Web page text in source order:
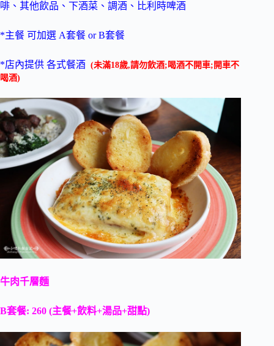
啡、其他飲品、下酒菜、調酒、比利時啤酒
*主餐 可加選 A套餐 or B套餐
*店內提供 各式餐酒 (未滿18歲,請勿飲酒;喝酒不開車;開車不
喝酒)
牛肉千層麵
B套餐: 260 (主餐+飲料+湯品+甜點)